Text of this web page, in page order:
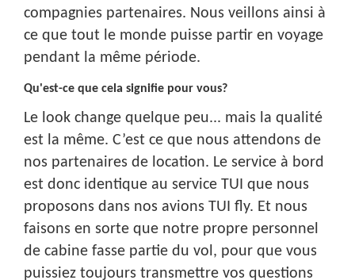
compagnies partenaires. Nous veillons ainsi à
ce que tout le monde puisse partir en voyage
pendant la même période.
Qu'est-ce que cela signifie pour vous?
Le look change quelque peu... mais la qualité
est la même. C’est ce que nous attendons de
nos partenaires de location. Le service à bord
est donc identique au service TUI que nous
proposons dans nos avions TUI fly. Et nous
faisons en sorte que notre propre personnel
de cabine fasse partie du vol, pour que vous
puissiez toujours transmettre vos questions